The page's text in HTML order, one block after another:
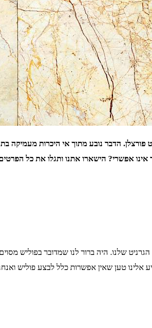
הדבר נובע מתוך אי היכרות
אינו אפשרי? הישארו אתנו ותגלו את כל
שלנו. היה ברור לנו שמדובר בפוליש
טען שאין אפשרות כלל לבצע פוליש